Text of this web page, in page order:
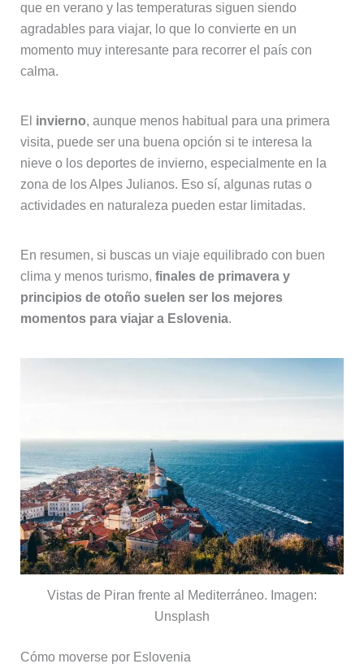
que en verano y las temperaturas siguen siendo
agradables para viajar, lo que lo convierte en un
momento muy interesante para recorrer el país con
calma.
El invierno, aunque menos habitual para una primera
visita, puede ser una buena opción si te interesa la
nieve o los deportes de invierno, especialmente en la
zona de los Alpes Julianos. Eso sí, algunas rutas o
actividades en naturaleza pueden estar limitadas.
En resumen, si buscas un viaje equilibrado con buen
clima y menos turismo, finales de primavera y
principios de otoño suelen ser los mejores
momentos para viajar a Eslovenia.
Vistas de Piran frente al Mediterráneo. Imagen:
Unsplash
Cómo moverse por Eslovenia